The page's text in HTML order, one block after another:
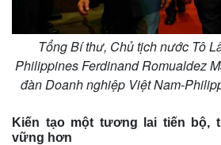
Tổng Bí thư, Chủ tịch nước Tô
Philippines Ferdinand Romualdez
đàn Doanh nghiệp Việt Nam-
Kiến tạo một tương lai tiến bộ,
vững hơn